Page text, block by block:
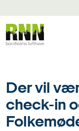
Der vil
check-in